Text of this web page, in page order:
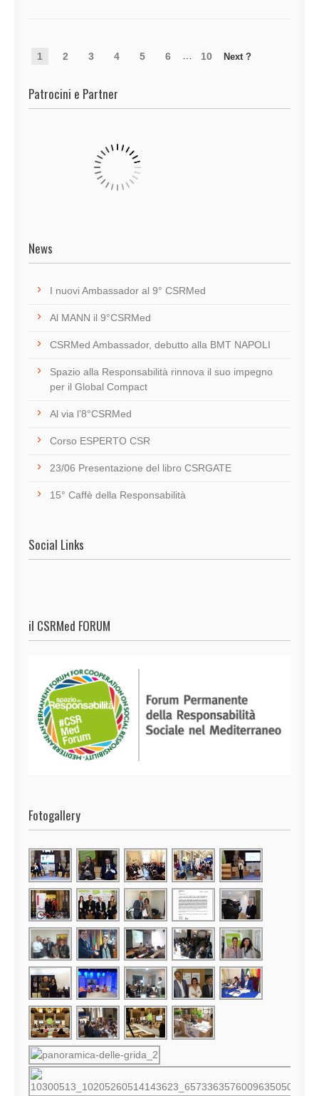
1 2 3 4 5 6 … 10
Patrocini e Partner
News
I nuovi Ambassador al 9° CSRMed
Al MANN il 9°CSRMed
CSRMed Ambassador, debutto alla BMT NAPOLI
Spazio alla Responsabilità rinnova il suo impegno
per il Global Compact
Al via l’8°CSRMed
Corso ESPERTO CSR
23/06 Presentazione del libro CSRGATE
15° Caffè della Responsabilità
Social Links
il CSRMed FORUM
Fotogallery